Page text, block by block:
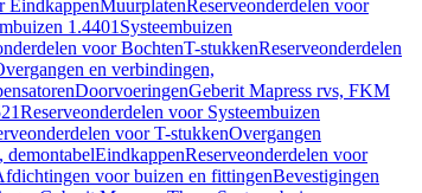
EindkappenMuurplatenReserveonderdelen voor
1.4401 Systeembuizen
voor BochtenT-stukkenReserveonderdelen
en verbindingen,
DoorvoeringenGeberit Mapress rvs, FKM
Reserveonderdelen voor Systeembuizen
voor T-stukkenOvergangen
demontabelEindkappenReserveonderdelen voor
voor buizen en fittingenBevestigingen